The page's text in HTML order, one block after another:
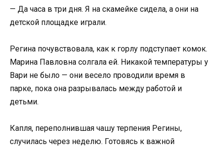
— Да часа в три дня. Я на скамейке сидела, а они на
детской площадке играли.
Регина почувствовала, как к горлу подступает комок.
Марина Павловна солгала ей. Никакой температуры у
Вари не было — они весело проводили время в
парке, пока она разрывалась между работой и
детьми.
Капля, переполнившая чашу терпения Регины,
случилась через неделю. Готовясь к важной